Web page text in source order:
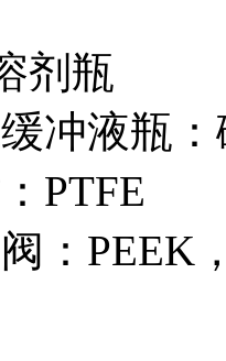
剂瓶
冲液瓶
PTFE
：PEEK